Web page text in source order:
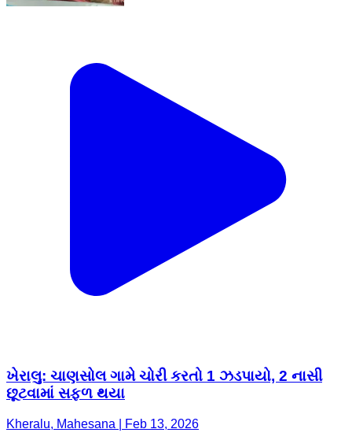
ખેરાલુ: ચાણસોલ ગામે ચોરી કરતો 1 ઝડપાયો, 2 નાસી
છૂટવામાં સફળ થયા
Kheralu, Mahesana | Feb 13, 2026